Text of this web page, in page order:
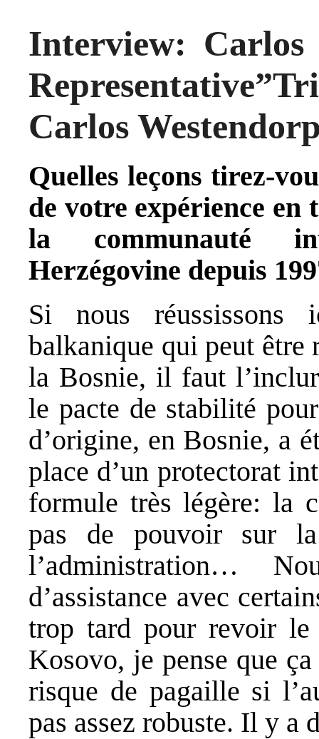
Interview: Carlos
Carlos
Quelles leçons tirez-
de votre expérience en
la communauté
Herzégovine depuis
Si nous réussissons
balkanique qui peut être
la Bosnie, il faut
le pacte de stabilité
d’origine, en Bosnie, a
place d’un protectorat
formule très légère: la
pas de pouvoir sur
l’administration…
d’assistance avec
trop tard pour revoir le
Kosovo, je pense que
risque de pagaille si
pas assez robuste. Il y a